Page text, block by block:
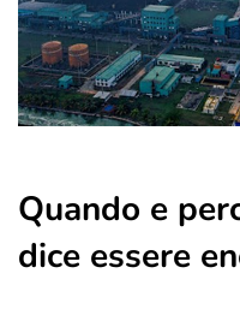
Quando e
dice essere